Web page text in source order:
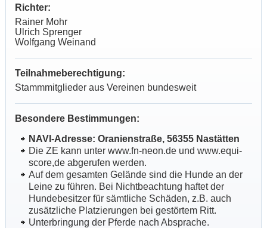
Richter:
Rainer Mohr
Ulrich Sprenger
Wolfgang Weinand
Teilnahmeberechtigung:
Stammmitglieder aus Vereinen bundesweit
Besondere Bestimmungen:
NAVI-Adresse: Oranienstraße, 56355 Nastätten
Die ZE kann unter www.fn-neon.de und www.equi-
score,de abgerufen werden.
Auf dem gesamten Gelände sind die Hunde an der
Leine zu führen. Bei Nichtbeachtung haftet der
Hundebesitzer für sämtliche Schäden, z.B. auch
zusätzliche Platzierungen bei gestörtem Ritt.
Unterbringung der Pferde nach Absprache.